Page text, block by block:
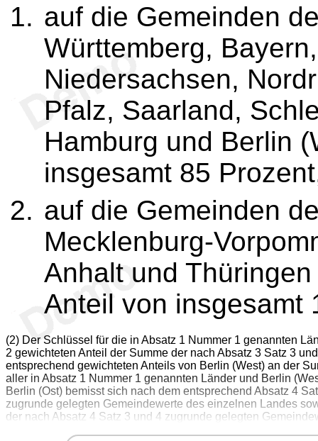
auf die Gemeinden
Württemberg,
Niedersachsen,
Pfalz, Saarland,
Hamburg und Berlin
insgesamt 85
auf die Gemeinden
Mecklenburg-
Anhalt und
Anteil von insgesamt
(2) Der Schlüssel für die in Absatz 1 Nummer 1 genannten
2 gewichteten Anteil der Summe der nach Absatz 3 Satz 3
entsprechend gewichteten Anteils von Berlin (West) an der
aller in Absatz 1 Nummer 1 genannten Länder und Berlin
Berlin (Ost) bemisst sich nach dem entsprechend Absatz 4
zugrunde gelegten Gemeindewerte des einzelnen Landes
der nach Absatz 4 Satz 3 und 4 zugrunde gelegten